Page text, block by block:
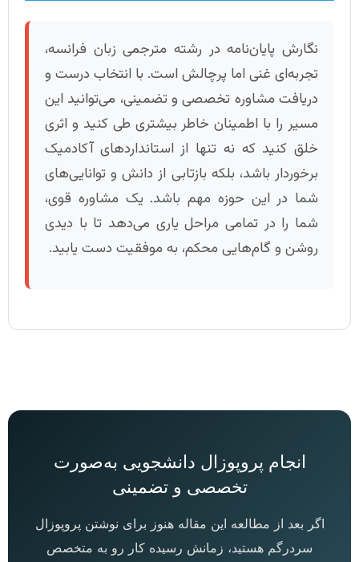
نگارش پایان‌نامه در رشته مترجمی زبان فرانسه،
تجربه‌ای غنی اما پرچالش است. با انتخاب درست و
دریافت مشاوره تخصصی و تضمینی، می‌توانید این
مسیر را با اطمینان خاطر بیشتری طی کنید و اثری
خلق کنید که نه تنها از استانداردهای آکادمیک
برخوردار باشد، بلکه بازتابی از دانش و توانایی‌های
شما در این حوزه مهم باشد. یک مشاوره قوی،
شما را در تمامی مراحل یاری می‌دهد تا با دیدی
روشن و گام‌هایی محکم، به موفقیت دست یابید.
انجام پروپوزال دانشجویی به‌صورت
تخصصی و تضمینی
اگر بعد از مطالعه این مقاله هنوز برای نوشتن پروپوزال
سردرگم هستید، زمانش رسیده کار رو به متخصص